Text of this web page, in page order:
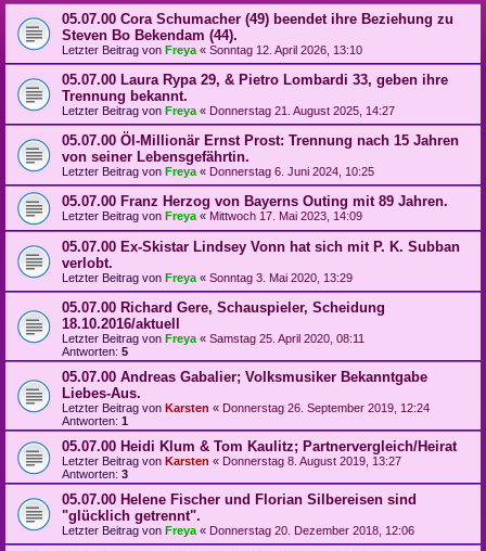
05.07.00 Cora Schumacher (49) beendet ihre Beziehung zu
Steven Bo Bekendam (44).
Letzter Beitrag von Freya « Sonntag 12. April 2026, 13:10
05.07.00 Laura Rypa 29, & Pietro Lombardi 33, geben ihre
Trennung bekannt.
Letzter Beitrag von Freya « Donnerstag 21. August 2025, 14:27
05.07.00 Öl-Millionär Ernst Prost: Trennung nach 15 Jahren
von seiner Lebensgefährtin.
Letzter Beitrag von Freya « Donnerstag 6. Juni 2024, 10:25
05.07.00 Franz Herzog von Bayerns Outing mit 89 Jahren.
Letzter Beitrag von Freya « Mittwoch 17. Mai 2023, 14:09
05.07.00 Ex-Skistar Lindsey Vonn hat sich mit P. K. Subban
verlobt.
Letzter Beitrag von Freya « Sonntag 3. Mai 2020, 13:29
05.07.00 Richard Gere, Schauspieler, Scheidung
18.10.2016/aktuell
Letzter Beitrag von Freya « Samstag 25. April 2020, 08:11
Antworten: 5
05.07.00 Andreas Gabalier; Volksmusiker Bekanntgabe
Liebes-Aus.
Letzter Beitrag von Karsten « Donnerstag 26. September 2019, 12:24
Antworten: 1
05.07.00 Heidi Klum & Tom Kaulitz; Partnervergleich/Heirat
Letzter Beitrag von Karsten « Donnerstag 8. August 2019, 13:27
Antworten: 3
05.07.00 Helene Fischer und Florian Silbereisen sind
"glücklich getrennt".
Letzter Beitrag von Freya « Donnerstag 20. Dezember 2018, 12:06